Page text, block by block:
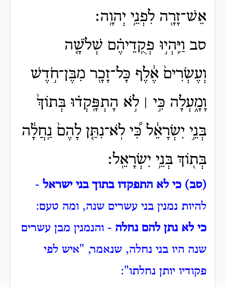
אֵשׁ־זָרָ֖ה לִפְנֵ֥י יְהוָֽה׃
סב וַיִּֽהְי֣וּ פְקֻֽדֵיהֶ֗ם שְׁלֹשָׁ֤ה
וְעֶשְׂרִים֙ אֶ֔לֶף כָּל־זָכָ֖ר מִבֶּן־חֹ֣דֶשׁ
וָמָ֑עְלָה כִּ֣י ׀ לֹ֣א הָתְפָּֽקְד֗וּ בְּתוֹךְ֙
בְּנֵ֣י יִשְׂרָאֵ֔ל כִּ֠י לֹֽא־נִתַּ֤ן לָהֶם֙ נַֽחֲלָ֔ה
בְּת֖וֹךְ בְּנֵ֥י יִשְׂרָאֵֽל׃
(סב) כי לא התפקדו בתוך בני ישראל -
להיות נמנין בני עשרים שנה, ומה טעם:
כי לא נתן להם נחלה - והנמנין מבן עשרים
שנה היו בני נחלה, שנאמר, "איש לפי
פקודיו יותן נחלתו":